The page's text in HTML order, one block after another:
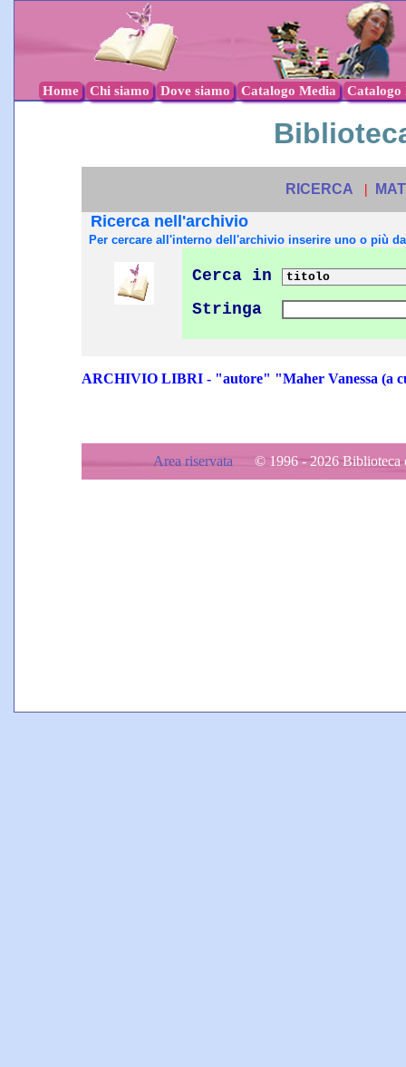
Home Chi siamo Dove siamo Catalogo Media Catalogo
RICERCA |
Ricerca nell'archivio
Per cercare all'interno dell'archivio inserire uno o più
Cerca in
Stringa
ARCHIVIO LIBRI - "autore" "Maher Vanessa (a
Area riservata © 1996 - 2026 Biblioteca